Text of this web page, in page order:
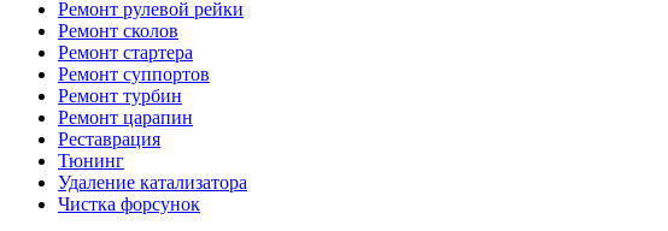
Ремонт рулевой рейки
Ремонт сколов
Ремонт стартера
Ремонт суппортов
Ремонт турбин
Ремонт царапин
Реставрация
Тюнинг
Удаление катализатора
Чистка форсунок